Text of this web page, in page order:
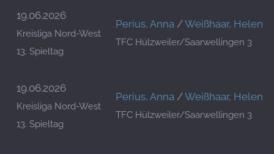
19.06.2026
Kreisliga Nord-West
13. Spieltag
Perius, Anna /Weißhaar, Helen
TFC Hülzweiler/Saarwellingen 3
19.06.2026
Kreisliga Nord-West
13. Spieltag
Perius, Anna /Weißhaar, Helen
TFC Hülzweiler/Saarwellingen 3